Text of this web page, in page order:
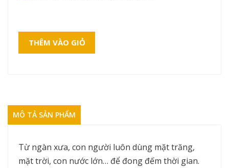
THÊM VÀO GIỎ
MÔ TẢ SẢN PHẨM
Từ ngàn xưa, con người luôn dùng mặt trăng,
mặt trời, con nước lớn… để đong đếm thời gian.